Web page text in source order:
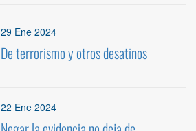
29 Ene 2024
De terrorismo y otros desatinos
22 Ene 2024